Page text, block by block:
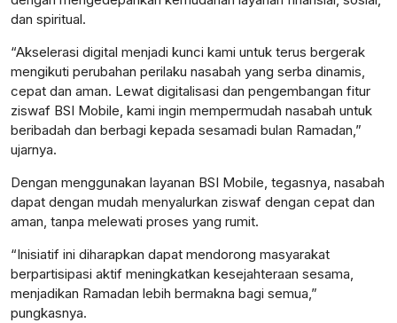
dan spiritual.
“Akselerasi digital menjadi kunci kami untuk terus bergerak
mengikuti perubahan perilaku nasabah yang serba dinamis,
cepat dan aman. Lewat digitalisasi dan pengembangan fitur
ziswaf BSI Mobile, kami ingin mempermudah nasabah untuk
beribadah dan berbagi kepada sesamadi bulan Ramadan,”
ujarnya.
Dengan menggunakan layanan BSI Mobile, tegasnya, nasabah
dapat dengan mudah menyalurkan ziswaf dengan cepat dan
aman, tanpa melewati proses yang rumit.
“Inisiatif ini diharapkan dapat mendorong masyarakat
berpartisipasi aktif meningkatkan kesejahteraan sesama,
menjadikan Ramadan lebih bermakna bagi semua,”
pungkasnya.